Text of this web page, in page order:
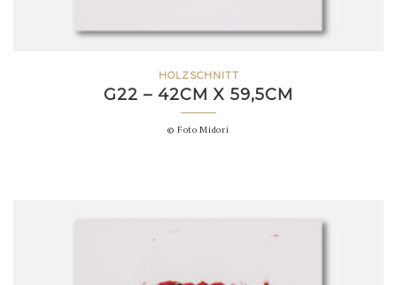
HOLZSCHNITT
G22 – 42CM X 59,5CM
© Foto Midori